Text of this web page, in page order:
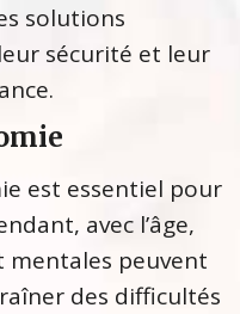
solutions
sécurité et leur
est essentiel pour
avec l’âge,
mentales peuvent
des difficultés